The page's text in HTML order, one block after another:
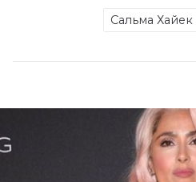
Сальма Хайек